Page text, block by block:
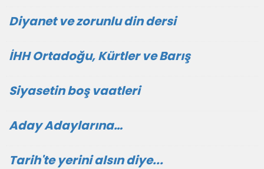
Diyanet ve zorunlu din dersi
İHH Ortadoğu, Kürtler ve Barış
Siyasetin boş vaatleri
Aday Adaylarına…
Tarih'te yerini alsın diye...